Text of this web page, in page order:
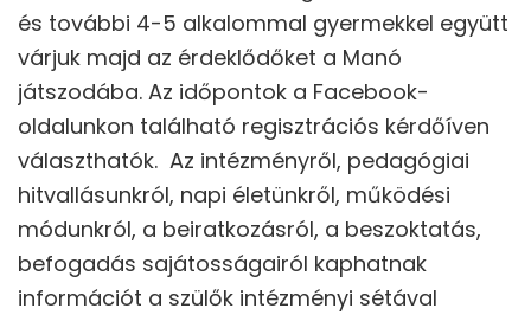
és további 4-5 alkalommal gyermekkel együtt
várjuk majd az érdeklődőket a Manó
játszodába. Az időpontok a Facebook-
oldalunkon található regisztrációs kérdőíven
választhatók. Az intézményről, pedagógiai
hitvallásunkról, napi életünkről, működési
módunkról, a beiratkozásról, a beszoktatás,
befogadás sajátosságairól kaphatnak
információt a szülők intézményi sétával